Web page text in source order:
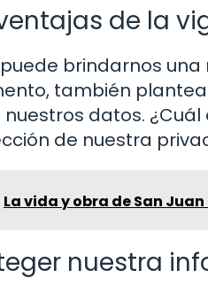
de la
brindarnos
también
datos.
de nuestra
La vida y obra de San
nuestra